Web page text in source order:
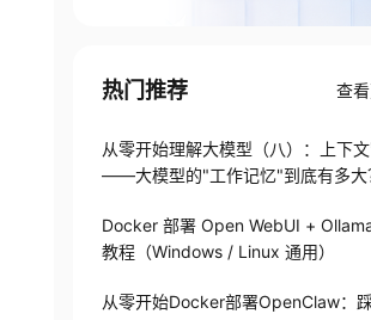
热门推荐 查
从零开始理解大模型（八）：上下
——大模型的"工作记忆"到底有多大
Docker 部署 Open WebUI +
教程（Windows / Linux 通用）
从零开始Docker部署OpenClaw：